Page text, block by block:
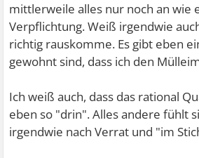
mittlerweile alles nur noch an wie
Verpflichtung. Weiß irgendwie
richtig rauskomme. Es gibt eben
gewohnt sind, dass ich den
Ich weiß auch, dass das rational
eben so "drin". Alles andere fühlt
irgendwie nach Verrat und "im